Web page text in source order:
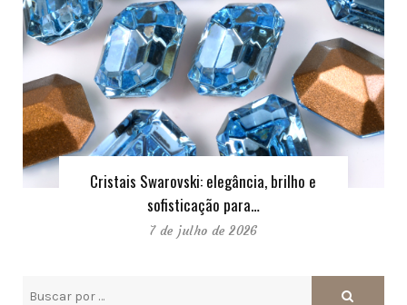
Cristais Swarovski: elegância, brilho e
sofisticação para…
7 de julho de 2026